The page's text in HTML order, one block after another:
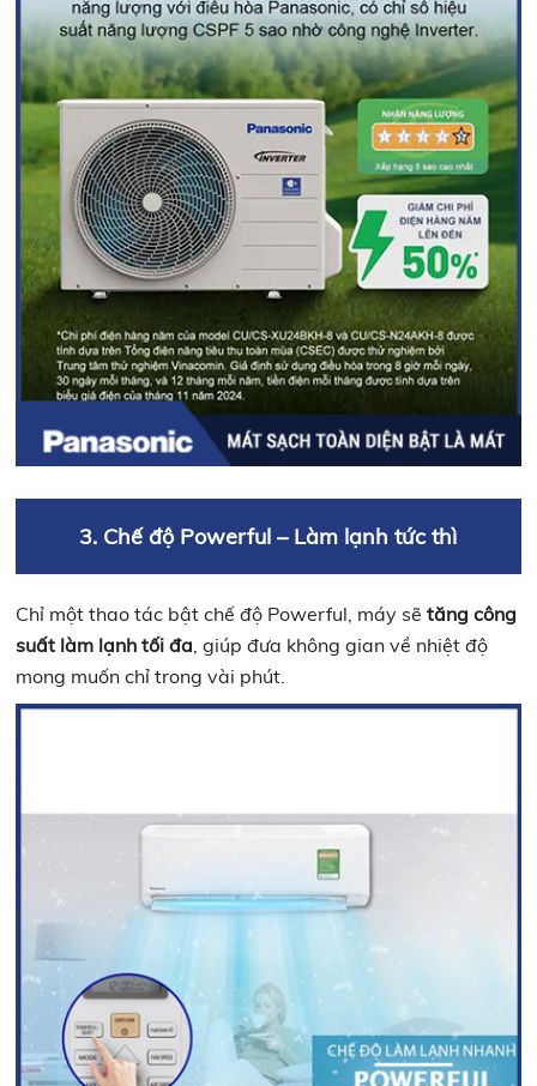
3. Chế độ Powerful – Làm lạnh tức thì
Chỉ một thao tác bật chế độ Powerful, máy sẽtăng công
suất làm lạnh tối đa, giúp đưa không gian về nhiệt độ
mong muốn chỉ trong vài phút.